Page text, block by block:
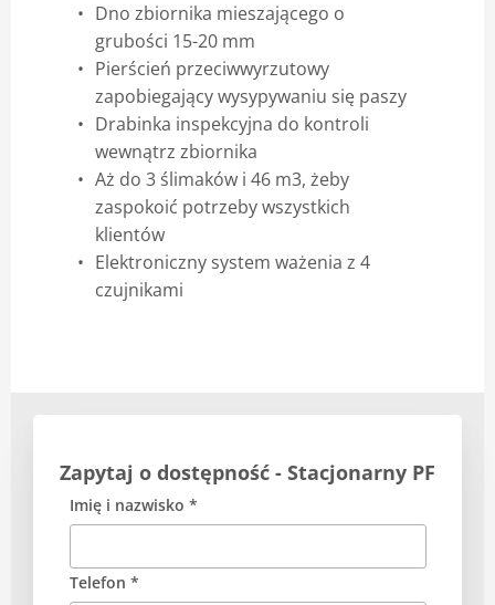
Dno zbiornika mieszającego o
grubości 15-20 mm
Pierścień przeciwwyrzutowy
zapobiegający wysypywaniu się paszy
Drabinka inspekcyjna do kontroli
wewnątrz zbiornika
Aż do 3 ślimaków i 46 m3, żeby
zaspokoić potrzeby wszystkich
klientów
Elektroniczny system ważenia z 4
czujnikami
Zapytaj o dostępność - Stacjonarny PF
Imię i nazwisko *
Telefon *